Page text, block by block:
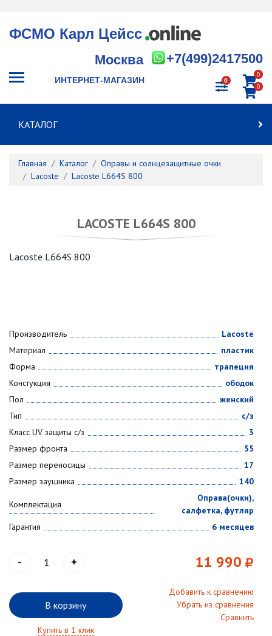
ФСМО Карл Цейсс
+7(499)2417500
Москва
ИНТЕРНЕТ-МАГАЗИН 0
0
0
КАТАЛОГ
Главная Каталог
Оправы и солнцезащитные очки
Lacoste
Lacoste L664S 800
LACOSTE L664S 800
Lacoste L664S 800
Производитель
Lacoste
Материал
пластик
Форма
трапеция
Констукция
ободок
Пол
женский
Тип
с/з
Класс UV защиты с/з
3
Размер фронта
55
Размер переносицы
17
Размер заушника
140
Комплектация
Оправа(очки),
салфетка, футляр
Гарантия
6 месяцев
- + 11 990
В корзину
Добавить к сравнению
Убрать из сравнения
Сравнить
Купить в 1 клик